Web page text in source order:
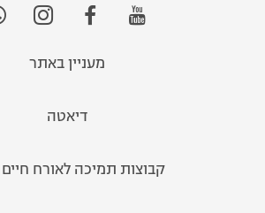
מעניין באתר
דיאטה
קבוצות תמיכה לאורח